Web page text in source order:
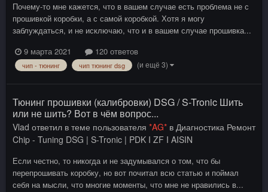
Почему-то мне кажется, что в вашем случае есть проблема не с
прошивкой коробки, а с самой коробкой. Хотя я могу
заблуждаться, и не исключаю, что и в вашем случае прошивка...
9 марта 2021
120 ответов
чип - тюнинг чип тюнинг dsg (и ещё 3)
Тюнинг прошивки (калибровки) DSG / S-Tronic Шить
или не шить? Вот в чём вопрос...
Vlad ответил в теме пользователя *AG* в Диагностика Ремонт
Chip - Tuning DSG | S-Tronic | PDK I ZF I AISIN
Если честно, то никогда и не задумывался о том, что бы
перепрошивать коробку, но вот почитал всю статью и поймал
себя на мысли, что многие моменты, что мне не нравились в...